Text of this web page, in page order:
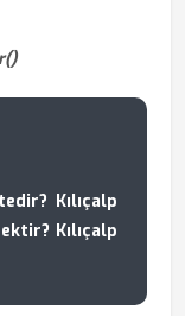
Kılıçalp
Kılıçalp